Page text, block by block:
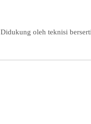
Didukung oleh teknisi